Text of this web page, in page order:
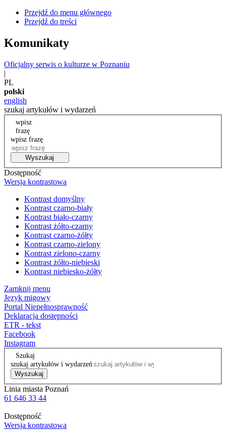
Przejdź do menu głównego
Przejdź do treści
Komunikaty
Oficjalny serwis o kulturze w Poznaniu
|
PL
polski
english
szukaj artykułów i wydarzeń
wpisz
frazę
wpisz frazę
Wyszukaj
Dostępność
Wersja kontrastowa
Kontrast domyślny
Kontrast czarno-biały
Kontrast biało-czarny
Kontrast żółto-czarny
Kontrast czarno-żółty
Kontrast czarno-zielony
Kontrast zielono-czarny
Kontrast żółto-niebieski
Kontrast niebiesko-żółty
Zamknij menu
Język migowy
Portal Niepełnosprawność
Deklaracja dostępności
ETR - tekst
Facebook
Instagram
Szukaj
szukaj artykułów i wydarzeń
Wyszukaj
Linia miasta Poznań
61 646 33 44
Dostępność
Wersja kontrastowa